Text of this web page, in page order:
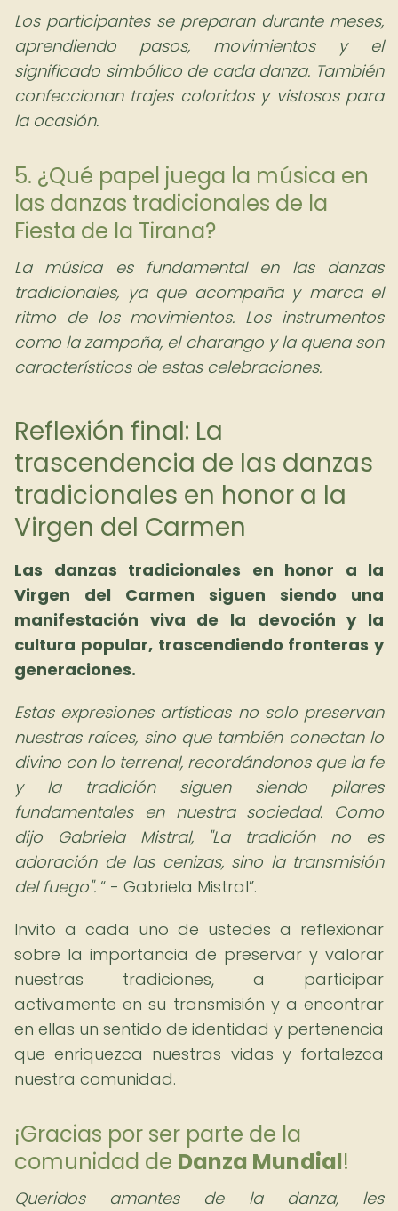
Los participantes se preparan durante meses,
aprendiendo pasos, movimientos y el
significado simbólico de cada danza. También
confeccionan trajes coloridos y vistosos para
la ocasión.
5. ¿Qué papel juega la música en
las danzas tradicionales de la
Fiesta de la Tirana?
La música es fundamental en las danzas
tradicionales, ya que acompaña y marca el
ritmo de los movimientos. Los instrumentos
como la zampoña, el charango y la quena son
característicos de estas celebraciones.
Reflexión final: La
trascendencia de las danzas
tradicionales en honor a la
Virgen del Carmen
Las danzas tradicionales en honor a la
Virgen del Carmen siguen siendo una
manifestación viva de la devoción y la
cultura popular, trascendiendo fronteras y
generaciones.
Estas expresiones artísticas no solo preservan
nuestras raíces, sino que también conectan lo
divino con lo terrenal, recordándonos que la fe
y la tradición siguen siendo pilares
fundamentales en nuestra sociedad. Como
dijo Gabriela Mistral, "La tradición no es
adoración de las cenizas, sino la transmisión
del fuego".
- Gabriela Mistral .
Invito a cada uno de ustedes a reflexionar
sobre la importancia de preservar y valorar
nuestras tradiciones, a participar
activamente en su transmisión y a encontrar
en ellas un sentido de identidad y pertenencia
que enriquezca nuestras vidas y fortalezca
nuestra comunidad.
¡Gracias por ser parte de la
comunidad de Danza Mundial!
Queridos amantes de la danza, les